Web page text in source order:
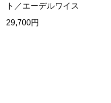
ト／エーデルワイス
29,700円